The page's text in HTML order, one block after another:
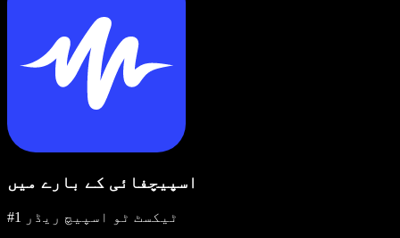
اسپیچفائی کے بارے میں
#1 ٹیکسٹ ٹو اسپیچ ریڈر